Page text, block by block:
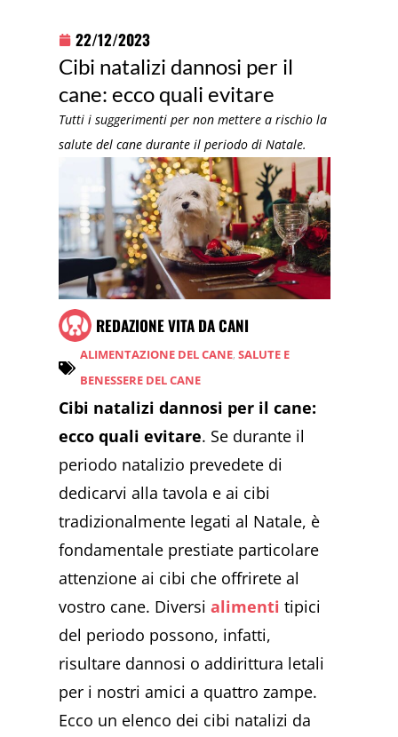
22/12/2023
Cibi natalizi dannosi per il
cane: ecco quali evitare
Tutti i suggerimenti per non mettere a rischio la
salute del cane durante il periodo di Natale.
REDAZIONE VITA DA CANI
ALIMENTAZIONE DEL CANE,SALUTE E
BENESSERE DEL CANE
Cibi natalizi dannosi per il cane:
ecco quali evitare. Se durante il
periodo natalizio prevedete di
dedicarvi alla tavola e ai cibi
tradizionalmente legati al Natale, è
fondamentale prestiate particolare
attenzione ai cibi che offrirete al
vostro cane. Diversialimenti tipici
del periodo possono, infatti,
risultare dannosi o addirittura letali
per i nostri amici a quattro zampe.
Ecco un elenco dei cibi natalizi da